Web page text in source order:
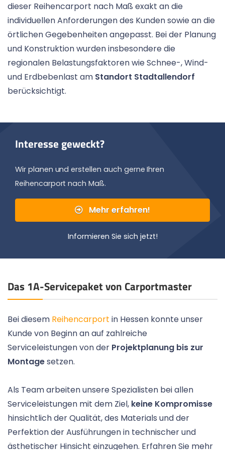
dieser Reihencarport nach Maß exakt an die
individuellen Anforderungen des Kunden sowie an die
örtlichen Gegebenheiten angepasst. Bei der Planung
und Konstruktion wurden insbesondere die
regionalen Belastungsfaktoren wie Schnee-, Wind-
und Erdbebenlast am Standort Stadtallendorf
berücksichtigt.
Interesse geweckt?
Wir planen und erstellen auch gerne Ihren
Reihencarport nach Maß.
Mehr erfahren!
Informieren Sie sich jetzt!
Das 1A-Servicepaket von Carportmaster
Bei diesem Reihencarport in Hessen konnte unser
Kunde von Beginn an auf zahlreiche
Serviceleistungen von der Projektplanung bis zur
Montagesetzen.
Als Team arbeiten unsere Spezialisten bei allen
Serviceleistungen mit dem Ziel, keine Kompromisse
hinsichtlich der Qualität, des Materials und der
Perfektion der Ausführungen in technischer und
ästhetischer Hinsicht einzugehen. Erfahren Sie mehr